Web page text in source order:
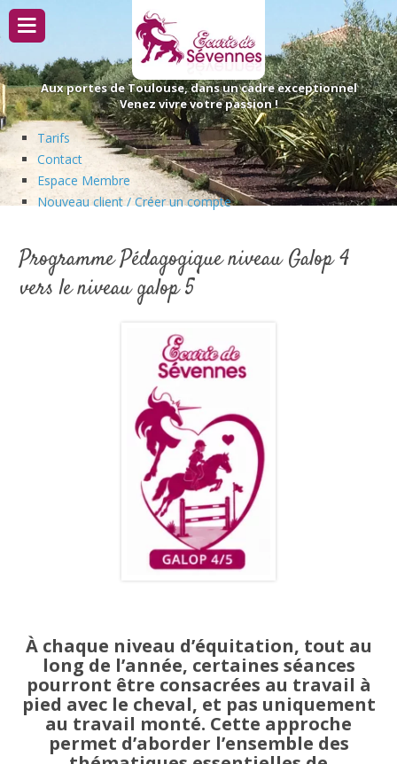
Passer
contenu
Aux portes de Toulouse, dans un cadre exceptionnel
Venez vivre votre passion !
Tarifs
Contact
Espace Membre
Nouveau client / Créer un compte
Programme Pédagogique niveau Galop 4
vers le niveau galop 5
À chaque niveau d’équitation, tout au
long de l’année, certaines séances
pourront être consacrées au travail à
pied avec le cheval, et pas uniquement
au travail monté. Cette approche
permet d’aborder l’ensemble des